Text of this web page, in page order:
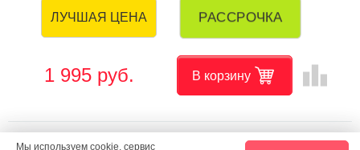
ЛУЧШАЯ ЦЕНА РАССРОЧКА
1 995 руб. В корзину leaderboard
Мы используем cookie, сервис